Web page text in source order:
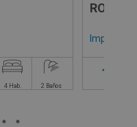
4 Hab. 2 Baños
ROCIO -